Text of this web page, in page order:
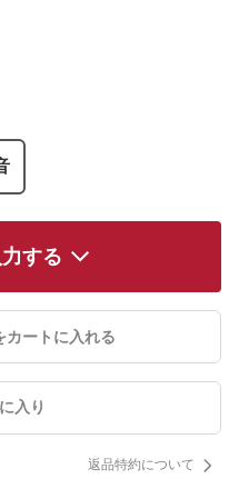
する
カートに入れる
入り
返品特約について